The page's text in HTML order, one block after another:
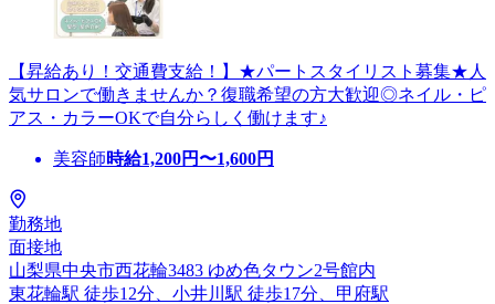
【昇給あり！交通費支給！】★パートスタイリスト募集★人
気サロンで働きませんか？復職希望の方大歓迎◎ネイル・ピ
アス・カラーOKで自分らしく働けます♪
美容師時給1,200円〜1,600円
勤務地
面接地
山梨県中央市西花輪3483 ゆめ色タウン2号館内
東花輪駅 徒歩12分、小井川駅 徒歩17分、甲府駅